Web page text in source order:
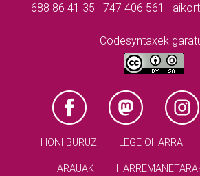
688 86 41 35 · 747 406 561 ·
Codesyntaxek
HONI BURUZ LEGE OHARRA
ARAUAK